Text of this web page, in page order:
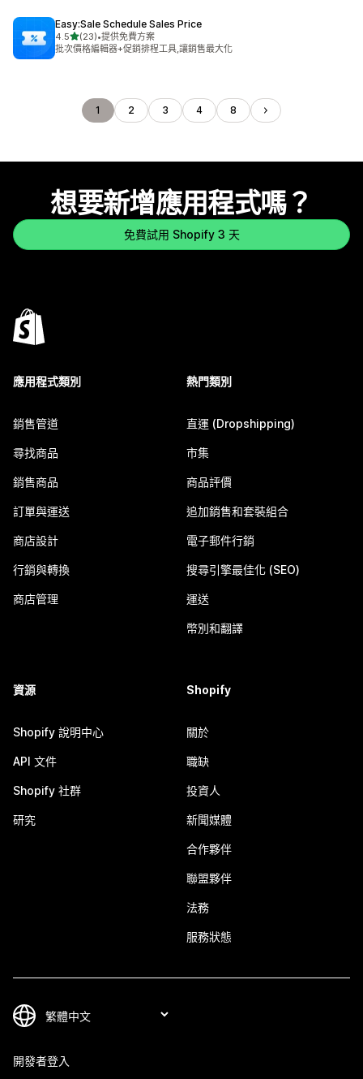
Easy:Sale Schedule Sales Price
4.5滿分 5 顆星
(23)
共有 23 則評價
•提供免費方案
批次價格編輯器+促銷排程工具,讓銷售最大化
1 2 3 4 8
想要新增應用程式嗎？
免費試用 Shopify 3 天
應用程式類別
銷售管道
尋找商品
銷售商品
訂單與運送
商店設計
行銷與轉換
商店管理
熱門類別
直運 (Dropshipping)
市集
商品評價
追加銷售和套裝組合
電子郵件行銷
搜尋引擎最佳化 (SEO)
運送
幣別和翻譯
資源
Shopify 說明中心
API 文件
Shopify 社群
研究
Shopify
關於
職缺
投資人
新聞媒體
合作夥伴
聯盟夥伴
法務
服務狀態
開發者登入